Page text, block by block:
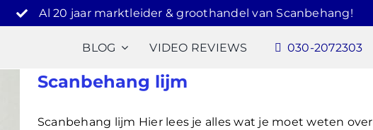
Al 20 jaar marktleider & groothandel van Scanbehang!
BLOG VIDEO REVIEWS 030-2072303
Scanbehang lijm
Scanbehang lijm Hier lees je alles wat je moet weten